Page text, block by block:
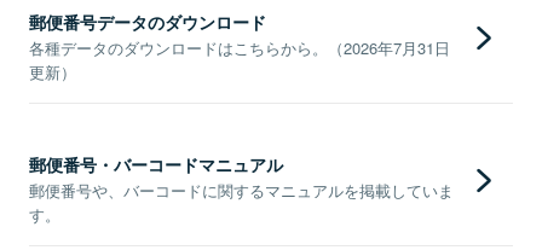
郵便番号データのダウンロード
各種データのダウンロードはこちらから。（2026年7月31日
更新）
郵便番号・バーコードマニュアル
郵便番号や、バーコードに関するマニュアルを掲載していま
す。